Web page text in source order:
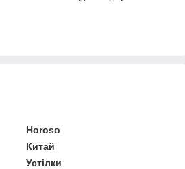
Horoso
Китай
Устілки